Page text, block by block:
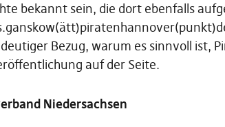
bekannt sein, die dort ebenfalls
Bezug, warum es sinnvoll ist,
auf der Seite.
Niedersachsen